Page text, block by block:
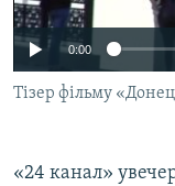
ВІДЕОУРОКИ «ELIFBE»
СВІДЧЕННЯ ОКУПАЦІЇ
УКРАЇНСЬКА
Русский
Qırımtatar
0:00
Тізер фільму
«24 канал»